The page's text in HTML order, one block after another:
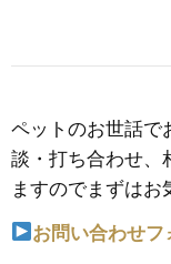
ペットのお世話
談・打ち合わせ、
ますのでまずはお
お問い合わせフ